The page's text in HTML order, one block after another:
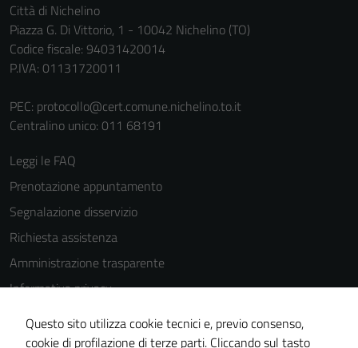
Città di Nichelino
Piazza G. Di Vittorio, 1 - 10042 Nichelino (TO)
Codice fiscale: 94031420014
P.IVA: 01131720011
PEC: protocollo@cert.comune.nichelino.to.it
Centralino unico: 011 68191
Leggi le FAQ
Prenotazione appuntamento
Segnalazione disservizio
Richiesta assistenza
Amministrazione trasparente
Informativa privacy
Cookie Policy
Note legali
Questo sito utilizza cookie tecnici e, previo consenso,
cookie di profilazione di terze parti. Cliccando sul tasto
Questi cookie
sono necessari